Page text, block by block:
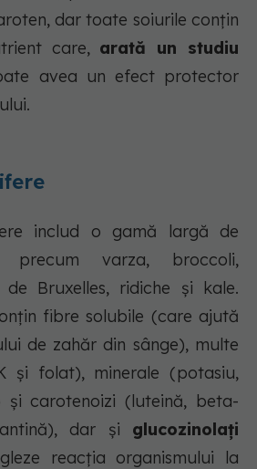
dar toate soiurile conțin
care, arată un studiu
avea un efect protector
includ o gamă largă de
precum varza, broccoli,
Bruxelles, ridiche și kale.
fibre solubile (care ajută
de zahăr din sânge), multe
și folat), minerale (potasiu,
și carotenoizi (luteină, beta-
dar și glucozinolați
reacția organismului la